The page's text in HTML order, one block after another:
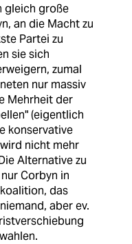
gleich große
an die Macht zu
Partei zu
sie sich
zumal
nur massiv
Mehrheit der
(eigentlich
konservative
nicht mehr
Alternative zu
Corbyn in
das
aber ev.